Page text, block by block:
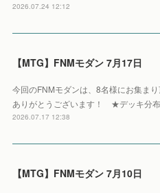
2026.07.24 12:12
【MTG】FNMモダン 7月17日
今回のFNMモダンは、8名様にお集まり
ありがとうございます！ ★デッキ分布
2026.07.17 12:38
【MTG】FNMモダン 7月10日